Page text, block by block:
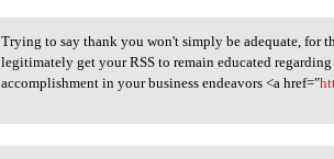
Trying to say thank you won't
Trying to say thank you won't simply be adequate,
legitimately get your RSS to remain educated
accomplishment in your business endeavors <a href="